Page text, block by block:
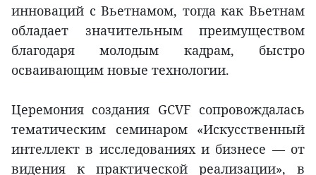
инноваций с Вьетнамом, тогда как Вьетнам
обладает значительным преимуществом
благодаря молодым кадрам, быстро
осваивающим новые технологии.
Церемония создания GCVF сопровождалась
тематическим семинаром «Искусственный
интеллект в исследованиях и бизнесе — от
видения к практической реализации», в